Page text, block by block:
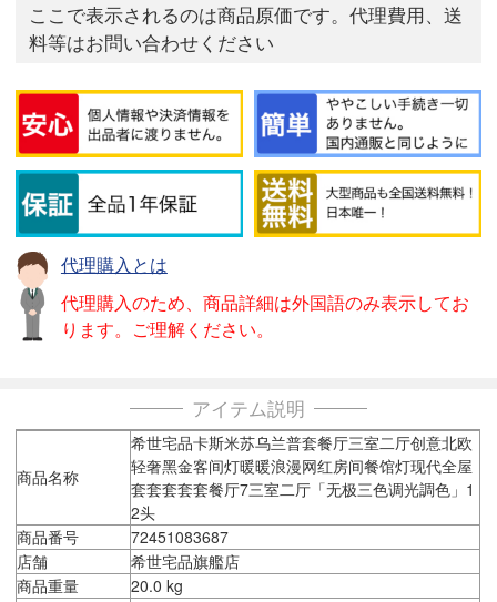
ここで表示されるのは商品原価です。代理費用、送
料等はお問い合わせください
代理購入とは
代理購入のため、商品詳細は外国語のみ表示してお
ります。ご理解ください。
アイテム説明
商品名称
希世宅品卡斯米苏乌兰普套餐厅三室二厅创意北欧
轻奢黑金客间灯暖暖浪漫网红房间餐馆灯现代全屋
套套套套套餐厅7三室二厅「无极三色调光調色」1
2头
商品番号
72451083687
店舗
希世宅品旗艦店
商品重量
20.0 kg